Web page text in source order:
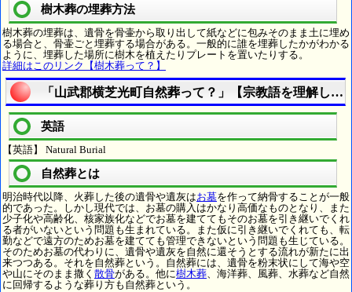
樹木葬の埋葬方法
樹木葬の埋葬は、遺骨を骨壷から取り出して紙などに包みそのまま土に埋め
る場合と、骨壷ごと埋葬する場合がある。一般的に誰を埋葬したかがわかる
ように、埋葬した場所に樹木を植えたりプレートを置いたりする。
詳細はこのリンク【樹木葬って？】
「山武郡横芝光町自然葬って？」【宗教語を理解しよ
英語
【英語】 Natural Burial
自然葬とは
明治時代以降、火葬した後の遺骨や遺灰はお墓を作って納骨することが一般
的であった。しかし現代では、お墓の購入はかなり高価なものとなり、また
少子化や高齢化、核家族化などでお墓を建ててもそのお墓を引き継いでくれ
る者がいないという問題も生まれている。また仮に引き継いでくれても、転
勤などで遠方のためお墓を建てても管理できないという問題も生じている。
そのためお墓の代わりに、遺骨や遺灰を自然に還そうとする流れが新たに出
来つつある。それを自然葬という。自然葬には、遺骨を粉末状にして海や空
や山にそのまま撒く 散骨がある。他に樹木葬、海洋葬、風葬、水葬など自然
に回帰するような葬り方も自然葬という。